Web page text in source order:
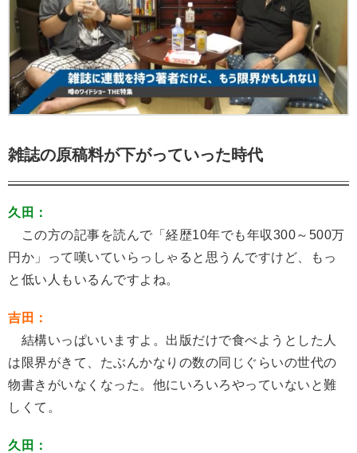
雑誌の原稿料が下がっていった時代
久田：
この方の記事を読んで「経歴10年でも年収300～500万
円か」って嘆いていらっしゃると思うんですけど、もっ
と低い人もいるんですよね。
吉田：
結構いっぱいいますよ。出版だけで食べようとした人
は限界がきて、たぶんかなりの数の同じぐらいの世代の
物書きがいなくなった。他にいろいろやっていないと難
しくて。
久田：